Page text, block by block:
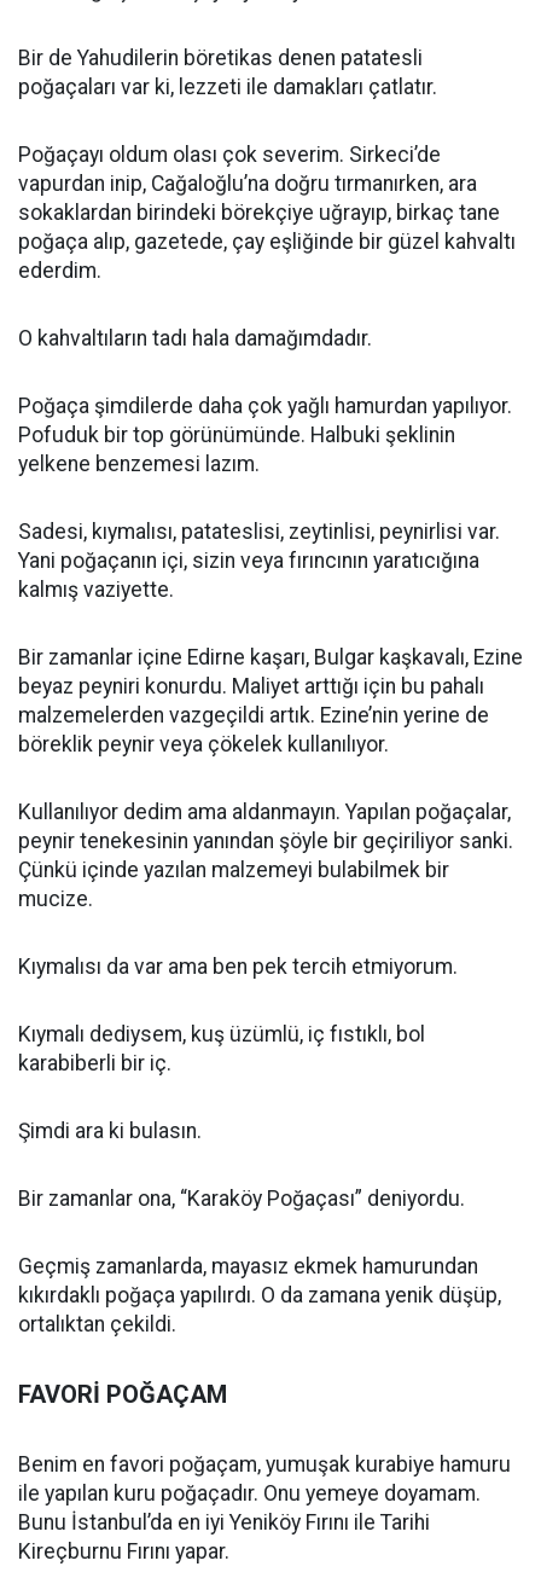
Bir de Yahudilerin böretikas denen patatesli
poğaçaları var ki, lezzeti ile damakları çatlatır.
Poğaçayı oldum olası çok severim. Sirkeci’de
vapurdan inip, Cağaloğlu’na doğru tırmanırken, ara
sokaklardan birindeki börekçiye uğrayıp, birkaç tane
poğaça alıp, gazetede, çay eşliğinde bir güzel kahvaltı
ederdim.
O kahvaltıların tadı hala damağımdadır.
Poğaça şimdilerde daha çok yağlı hamurdan yapılıyor.
Pofuduk bir top görünümünde. Halbuki şeklinin
yelkene benzemesi lazım.
Sadesi, kıymalısı, patateslisi, zeytinlisi, peynirlisi var.
Yani poğaçanın içi, sizin veya fırıncının yaratıcığına
kalmış vaziyette.
Bir zamanlar içine Edirne kaşarı, Bulgar kaşkavalı, Ezine
beyaz peyniri konurdu. Maliyet arttığı için bu pahalı
malzemelerden vazgeçildi artık. Ezine’nin yerine de
böreklik peynir veya çökelek kullanılıyor.
Kullanılıyor dedim ama aldanmayın. Yapılan poğaçalar,
peynir tenekesinin yanından şöyle bir geçiriliyor sanki.
Çünkü içinde yazılan malzemeyi bulabilmek bir
mucize.
Kıymalısı da var ama ben pek tercih etmiyorum.
Kıymalı dediysem, kuş üzümlü, iç fıstıklı, bol
karabiberli bir iç.
Şimdi ara ki bulasın.
Bir zamanlar ona, “Karaköy Poğaçası” deniyordu.
Geçmiş zamanlarda, mayasız ekmek hamurundan
kıkırdaklı poğaça yapılırdı. O da zamana yenik düşüp,
ortalıktan çekildi.
FAVORİ POĞAÇAM
Benim en favori poğaçam, yumuşak kurabiye hamuru
ile yapılan kuru poğaçadır. Onu yemeye doyamam.
Bunu İstanbul’da en iyi Yeniköy Fırını ile Tarihi
Kireçburnu Fırını yapar.